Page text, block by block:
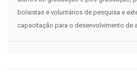
bolsistas e voluntários de pesquisa e
capacitação para o desenvolvimento de